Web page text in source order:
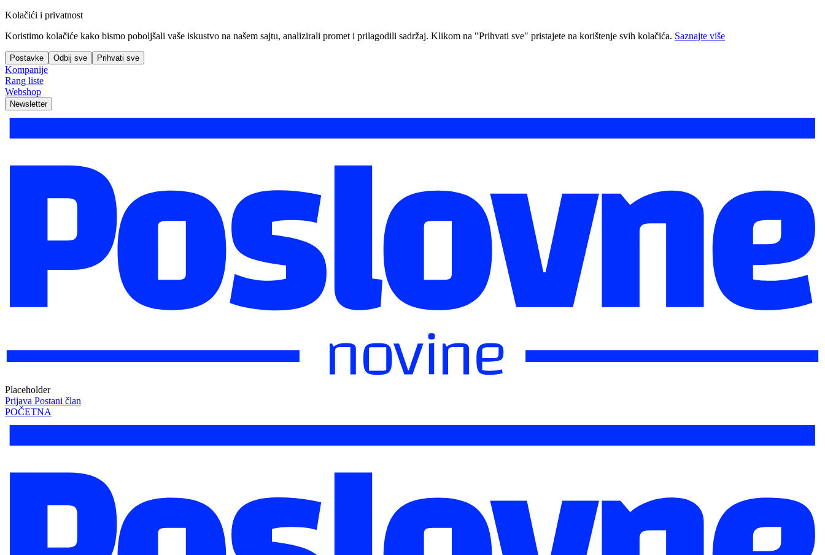
Kolačići i privatnost
Koristimo kolačiće kako bismo poboljšali vaše iskustvo na našem sajtu, analizirali promet i prilagodili sadržaj. Klikom na "Prihvati sve" pristajete na korištenje svih kolačića. Saznajte više
Postavke Odbij sve Prihvati sve
Kompanije
Rang liste
Webshop
Newsletter
Placeholder
Prijava Postani član
POČETNA